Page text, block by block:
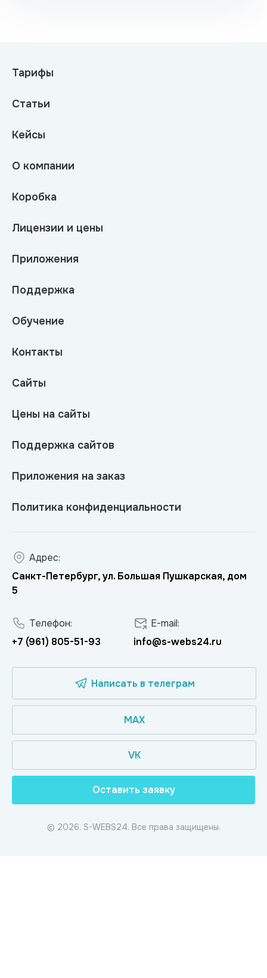
Тарифы
Статьи
Кейсы
О компании
Коробка
Лицензии и цены
Приложения
Поддержка
Обучение
Контакты
Сайты
Цены на сайты
Поддержка сайтов
Приложения на заказ
Политика конфиденциальности
Адрес:
Санкт-Петербург, ул. Большая Пушкарская, дом
5
Телефон:
+7 (961) 805-51-93
E-mail:
info@s-webs24.ru
Написать в телеграм
MAX
VK
Оставить заявку
© 2026, S-WEBS24. Все права защищены.